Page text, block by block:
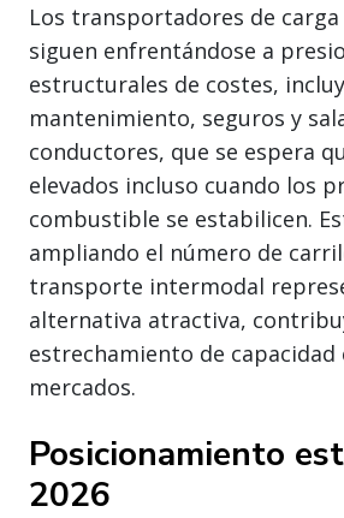
Los transportadores de
siguen enfrentándose a
estructurales de costes,
mantenimiento, seguros y
conductores, que se espera
elevados incluso cuando los
combustible se estabilicen.
ampliando el número de
transporte intermodal
alternativa atractiva,
estrechamiento de
mercados.
Posicionamiento
2026